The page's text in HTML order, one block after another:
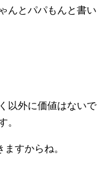
んとパパもんと書い
以外に価値はないで
。
すからね。